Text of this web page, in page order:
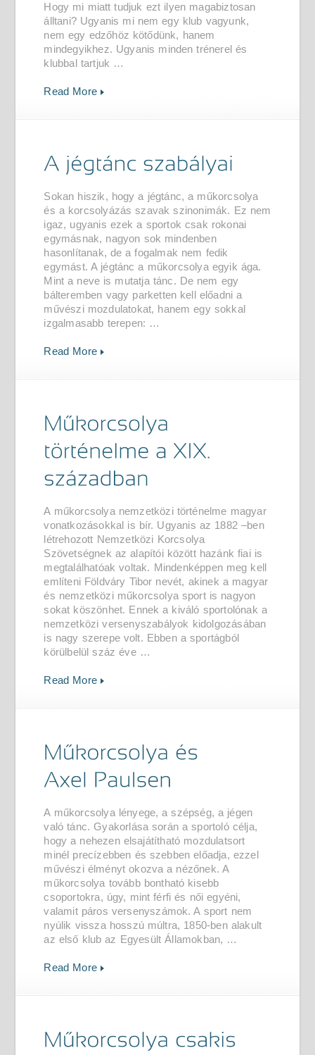
Hogy mi miatt tudjuk ezt ilyen magabiztosan
álltani? Ugyanis mi nem egy klub vagyunk,
nem egy edzőhöz kötődünk, hanem
mindegyikhez. Ugyanis minden trénerel és
klubbal tartjuk …
Read More
Sokan hiszik, hogy a jégtánc, a műkorcsolya
és a korcsolyázás szavak szinonimák. Ez nem
igaz, ugyanis ezek a sportok csak rokonai
egymásnak, nagyon sok mindenben
hasonlítanak, de a fogalmak nem fedik
egymást. A jégtánc a műkorcsolya egyik ága.
Mint a neve is mutatja tánc. De nem egy
bálteremben vagy parketten kell előadni a
művészi mozdulatokat, hanem egy sokkal
izgalmasabb terepen: …
Read More
A műkorcsolya nemzetközi történelme magyar
vonatkozásokkal is bír. Ugyanis az 1882 –ben
létrehozott Nemzetközi Korcsolya
Szövetségnek az alapítói között hazánk fiai is
megtalálhatóak voltak. Mindenképpen meg kell
említeni Földváry Tibor nevét, akinek a magyar
és nemzetközi műkorcsolya sport is nagyon
sokat köszönhet. Ennek a kiváló sportolónak a
nemzetközi versenyszabályok kidolgozásában
is nagy szerepe volt. Ebben a sportágból
körülbelül száz éve …
Read More
A műkorcsolya lényege, a szépség, a jégen
való tánc. Gyakorlása során a sportoló célja,
hogy a nehezen elsajátítható mozdulatsort
minél precízebben és szebben előadja, ezzel
művészi élményt okozva a nézőnek. A
műkorcsolya tovább bontható kisebb
csoportokra, úgy, mint férfi és női egyéni,
valamit páros versenyszámok. A sport nem
nyúlik vissza hosszú múltra, 1850-ben alakult
az első klub az Egyesült Államokban, …
Read More